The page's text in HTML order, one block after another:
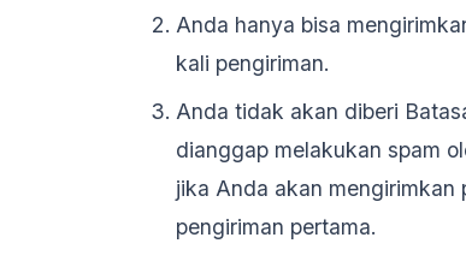
Anda hanya bisa
kali pengiriman.
Anda tidak akan diberi
dianggap melakukan spam
jika Anda akan mengirimkan
pengiriman pertama.